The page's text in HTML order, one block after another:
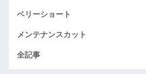
ベリーショート
メンテナンスカット
全記事